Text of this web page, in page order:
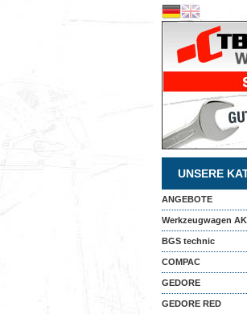
UNSERE
ANGEBOTE
Werkzeugwagen
BGS technic
COMPAC
GEDORE
GEDORE RED